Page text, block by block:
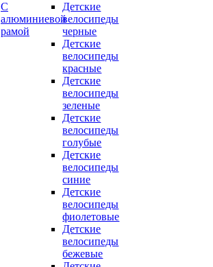
С
алюминиевой
рамой
Детские
велосипеды
черные
Детские
велосипеды
красные
Детские
велосипеды
зеленые
Детские
велосипеды
голубые
Детские
велосипеды
синие
Детские
велосипеды
фиолетовые
Детские
велосипеды
бежевые